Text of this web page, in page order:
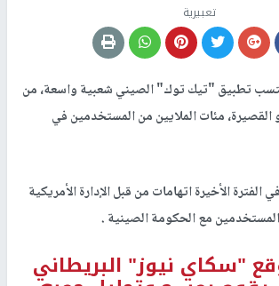
تعبيرية
تطبيق "تيك توك" الصيني شعبية واسعة، من
مئات الملايين من المستخدمين في
الأخيرة اتهامات من قبل الإدارة الأمريكية
المستخدمين مع الحكومة الصينية .
"سكاي نيوز" البريطاني